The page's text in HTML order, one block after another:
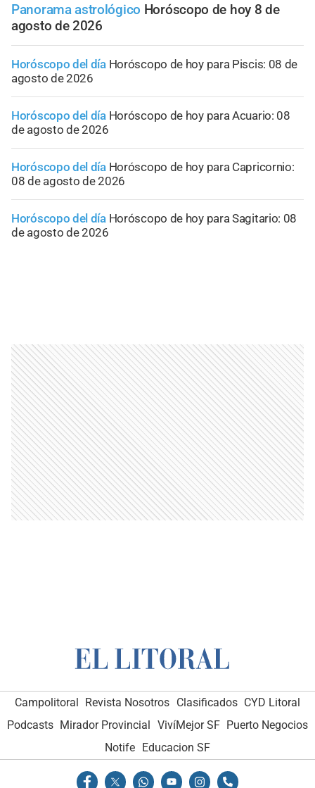
Panorama astrológico Horóscopo de hoy 8 de
agosto de 2026
Horóscopo del día Horóscopo de hoy para Piscis: 08 de
agosto de 2026
Horóscopo del día Horóscopo de hoy para Acuario: 08
de agosto de 2026
Horóscopo del día Horóscopo de hoy para Capricornio:
08 de agosto de 2026
Horóscopo del día Horóscopo de hoy para Sagitario: 08
de agosto de 2026
Campolitoral Revista Nosotros Clasificados CYD Litoral
Podcasts Mirador Provincial VivíMejor SF Puerto Negocios
Notife
Educacion SF